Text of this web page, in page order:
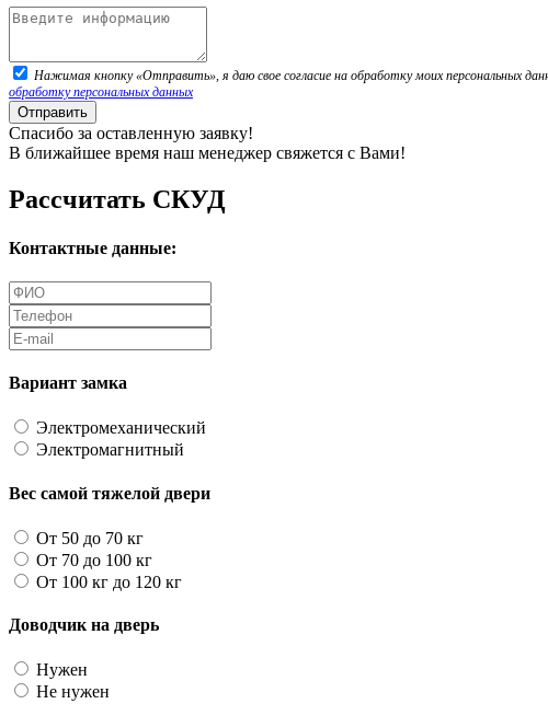
Нажимая кнопку «Отправить», я даю свое согласие на обработку моих персональных
обработку персональных данных
Отправить
Спасибо за оставленную заявку!
В ближайшее время наш менеджер свяжется с Вами!
Рассчитать СКУД
Контактные данные:
Вариант замка
Электромеханический
Электромагнитный
Вес самой тяжелой двери
От 50 до 70 кг
От 70 до 100 кг
От 100 кг до 120 кг
Доводчик на дверь
Нужен
Не нужен